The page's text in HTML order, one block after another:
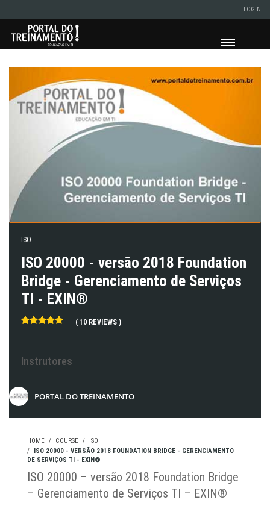
LOGIN
ISO
ISO 20000 - versão 2018 Foundation
Bridge - Gerenciamento de Serviços
TI - EXIN®
( 10 REVIEWS )
Instrutores
PORTAL DO TREINAMENTO
HOME COURSE
ISO
ISO 20000 - VERSÃO 2018 FOUNDATION BRIDGE - GERENCIAMENTO
DE SERVIÇOS TI - EXIN®
ISO 20000 – versão 2018 Foundation Bridge
– Gerenciamento de Serviços TI – EXIN®